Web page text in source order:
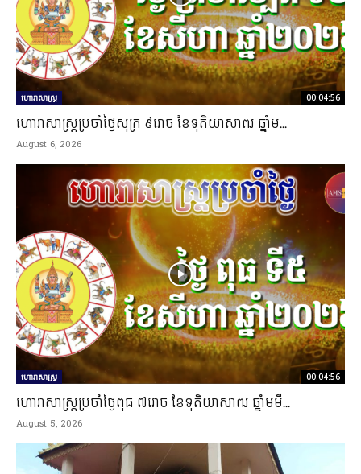
ហោរាសាស្ត្រ 00:04:56
ហោរាសាស្រ្តប្រចាំថ្ងៃសុក្រ ៩រោច ខែទុតិយាសាឍ ឆ្នាំម...
August 6, 2026
ហោរាសាស្ត្រ 00:04:56
ហោរាសាស្រ្តប្រចាំថ្ងៃពុធ ៧រោច ខែទុតិយាសាឍ ឆ្នាំមមី...
August 5, 2026